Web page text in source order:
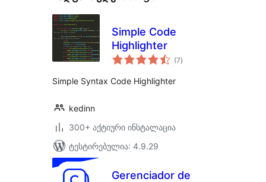
Simple Code
Highlighter
(7საერთო
რეიტინგი
)
Simple Syntax Code Highlighter
kedinn
300+ აქტიური ინსტალაცია
ტესტირებულია: 4.9.29
Gerenciador de